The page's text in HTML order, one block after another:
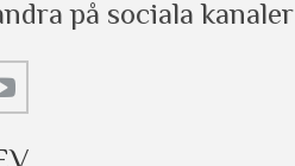
på sociala kanaler